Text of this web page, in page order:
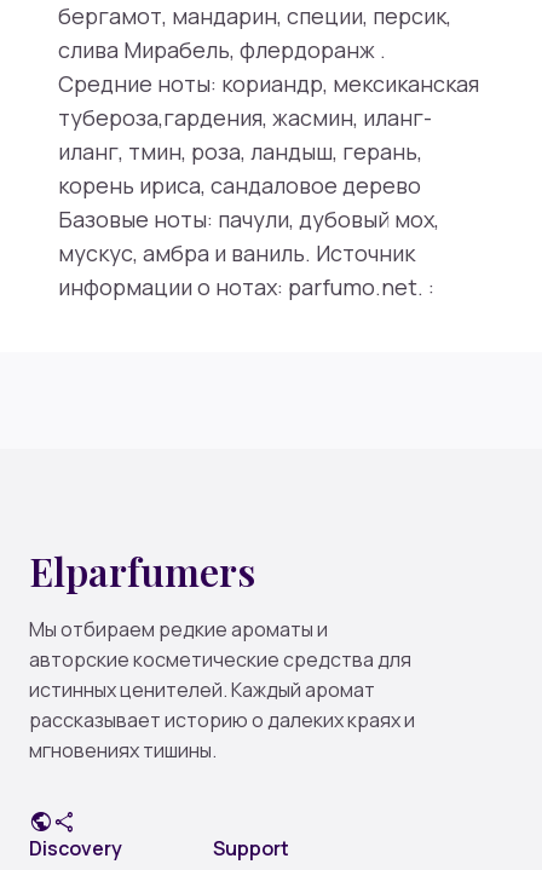
бергамот, мандарин, специи, персик,
слива Мирабель, флердоранж .
Средние ноты: кориандр, мексиканская
тубероза,гардения, жасмин, иланг-
иланг, тмин, роза, ландыш, герань,
корень ириса, сандаловое дерево
Базовые ноты: пачули, дубовый мох,
мускус, амбра и ваниль. Источник
информации о нотах: parfumo.net. :
Elparfumers
Мы отбираем редкие ароматы и
авторские косметические средства для
истинных ценителей. Каждый аромат
рассказывает историю о далеких краях и
мгновениях тишины.
publicshare
Discovery Support